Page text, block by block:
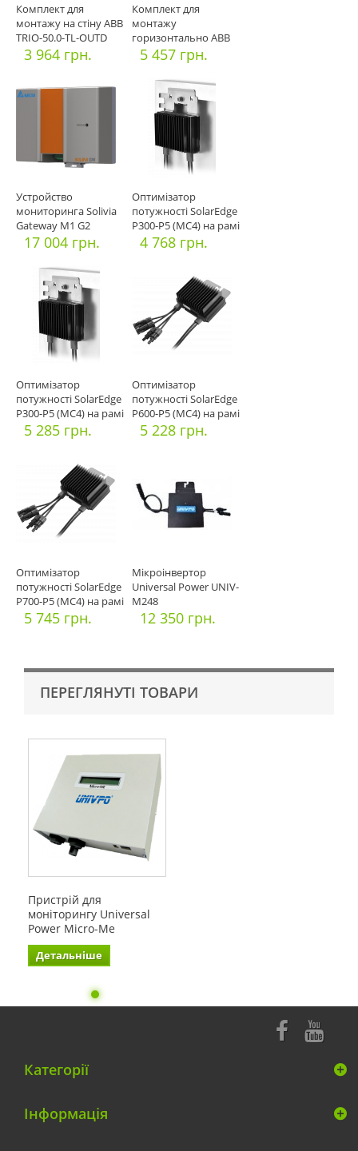
Комплект для
монтажу на стіну ABB
TRIO-50.0-TL-OUTD
Power MO
3 964 грн.
Комплект для
монтажу
горизонтально ABB
TRIO-50.0-TL-OUTD
5 457 грн.
Устройство
мониторинга Solivia
Gateway M1 G2
17 004 грн.
Оптимізатор
потужності SolarEdge
P300-P5 (МС4) на рамі
(1x60
4 768 грн.
Оптимізатор
потужності SolarEdge
P300-P5 (МС4) на рамі
(1x60
5 285 грн.
Оптимізатор
потужності SolarEdge
P600-P5 (МС4) на рамі
(2x60
5 228 грн.
Оптимізатор
потужності SolarEdge
P700-P5 (МС4) на рамі
(2x72
5 745 грн.
Мікроінвертор
Universal Power UNIV-
M248
12 350 грн.
ПЕРЕГЛЯНУТІ ТОВАРИ
Пристрій для
моніторингу Universal
Power Micro-Me
Детальніше
Категорії
Інформація